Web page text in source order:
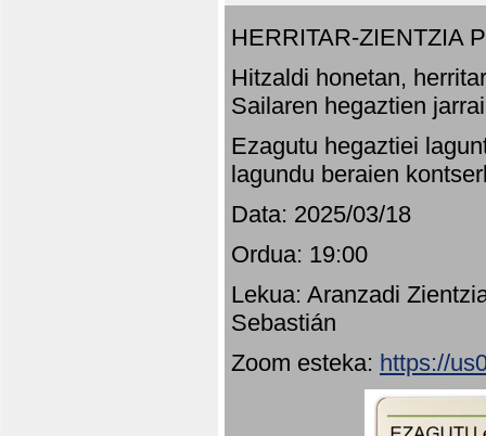
HERRITAR-ZIENTZIA
Hitzaldi honetan,
Sailaren hegaztien
Ezagutu hegaztiei
lagundu beraien
Data: 2025/03/18
Ordua: 19:00
Lekua: Aranzadi
Sebastián
Zoom esteka: https://